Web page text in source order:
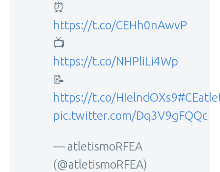
⏰
https://t.co/CEHh0nAwvP
📺
https://t.co/NHPliLi4Wp
📝
https://t.co/HIelndOXs9
pic.twitter.com/Dq3V9gFQQc
— atletismoRFEA
(@atletismoRFEA)